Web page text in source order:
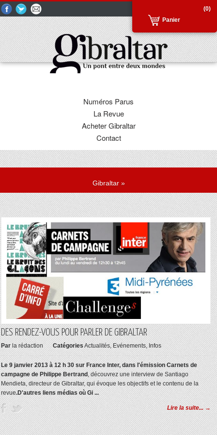
(0)
Panier
Numéros Parus
La Revue
Acheter Gibraltar
Contact
Gibraltar»
DES RENDEZ-VOUS POUR PARLER DE GIBRALTAR
Par la rédaction CatégoriesActualités,Evénements,Infos
Le 9 janvier 2013 à 12 h 30 sur France Inter, dans l'émission Carnets de
campagne de Philippe Bertrand, découvrez une interview de Santiago
Mendieta, directeur de Gibraltar, qui évoque les objectifs et le contenu de la
revue.D'autres liens médias où Gi ...
Lire la suite... →